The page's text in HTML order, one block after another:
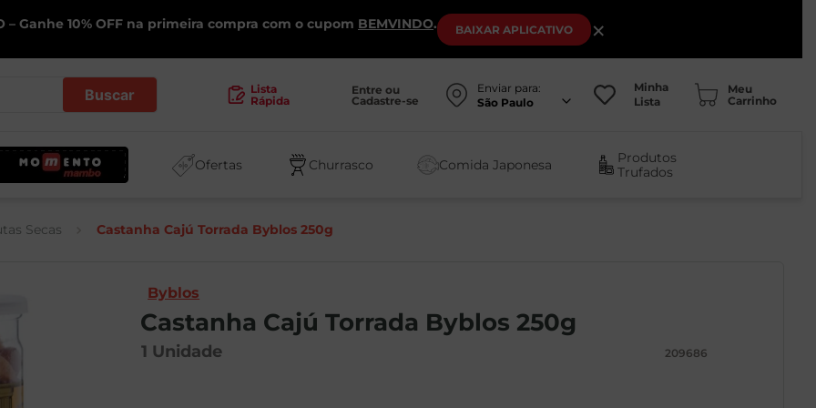
– Ganhe 10% OFF na primeira compra com o cupom BEMVINDO. BAIXAR APLICATIVO ×
Lista
Rápida
Entre ou
Cadastre-se
Enviar para:
São Paulo
Minha
Lista
Ofertas Churrasco Comida Japonesa
Produtos
Trufados
Secas Castanha Cajú Torrada Byblos 250g
Byblos
Castanha Cajú Torrada Byblos 250g
1 Unidade 209686